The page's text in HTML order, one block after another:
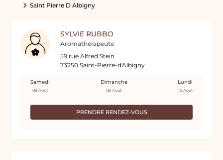
Saint Pierre D Albigny
SYLVIE RUBBO
Aromathérapeute
59 rue Alfred Stein
73250 Saint-Pierre-d'Albigny
PRENDRE RENDEZ-VOUS
Samedi
08 Août
Dimanche
09 Août
Lundi
10 Août